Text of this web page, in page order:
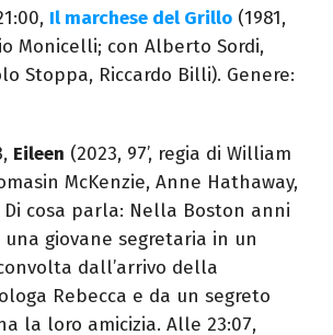
Il marchese del Grillo (1981,
Monicelli; con Alberto Sordi,
Stoppa, Riccardo Billi). Genere:
Eileen (2023, 97’, regia di William
McKenzie, Anne Hathaway,
Di cosa parla: Nella Boston anni
una giovane segretaria in un
dall’arrivo della
Rebecca e da un segreto
la loro amicizia. Alle 23:07,